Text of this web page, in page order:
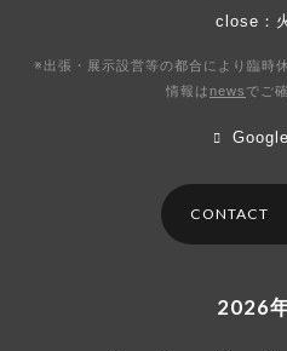
close：
※出張・展示設営等の都合により臨時
情報は news で ご
CONTACT
2026